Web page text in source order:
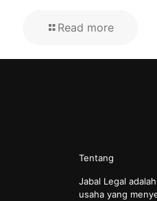
Read more
Tentang
Jabal Legal
usaha yang